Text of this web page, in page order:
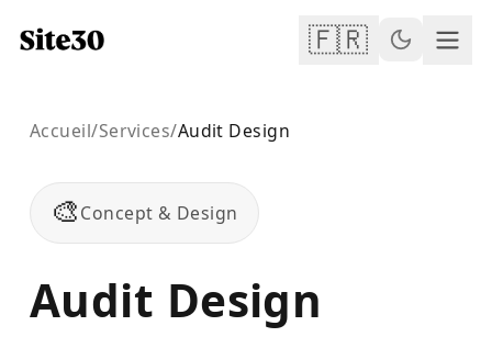
🇫🇷
Accueil/Services/Audit Design
🎨Concept & Design
Audit Design